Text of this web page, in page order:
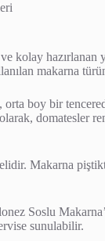
kolay
makarna
boy bir
domatesler
Makarna
Soslu
sunulabilir.